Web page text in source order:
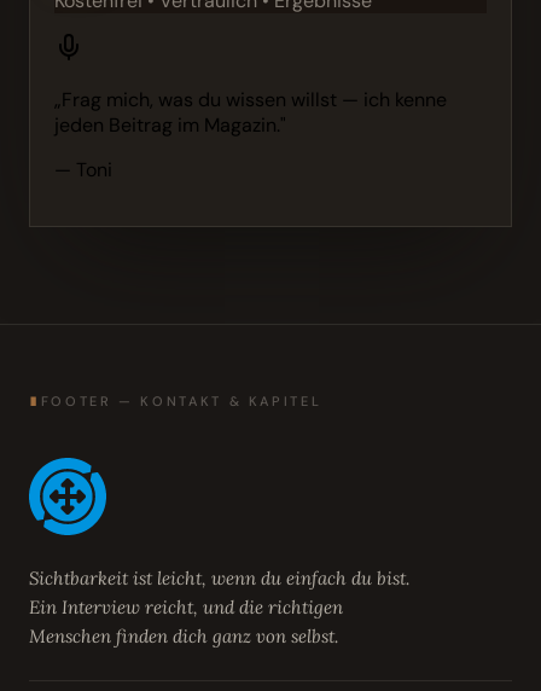
„Frag mich, was du wissen willst — ich kenne
jeden Beitrag im Magazin."
— Toni
∎ FOOTER — KONTAKT & KAPITEL
Sichtbarkeit ist leicht, wenn du einfach du bist.
Ein Interview reicht, und die richtigen
Menschen finden dich ganz von selbst.